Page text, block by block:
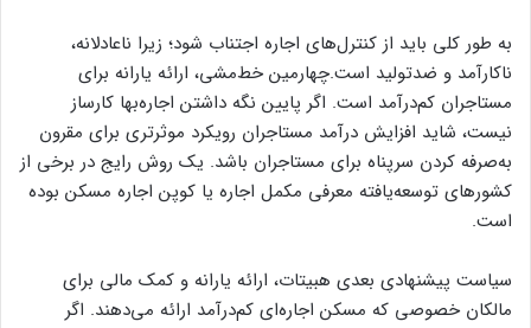
به طور کلی باید از کنترل‌‌‌‌های اجاره اجتناب شود؛ زیرا ناعادلانه،
ناکارآمد و ضدتولید است.چهارمین خط‌مشی، ارائه یارانه برای
مستاجران کم‌‌‌‌درآمد است. اگر پایین نگه داشتن اجاره‌‌‌‌بها کارساز
نیست، شاید افزایش درآمد مستاجران رویکرد موثرتری برای مقرون
به‌صرفه کردن سرپناه برای مستاجران باشد. یک روش رایج در برخی از
کشورهای توسعه‌یافته معرفی مکمل اجاره یا کوپن اجاره مسکن بوده
است.
سیاست پیشنهادی بعدی هبیتات، ارائه یارانه و کمک مالی برای
مالکان خصوصی که مسکن اجاره‌‌‌‌ای کم‌‌‌‌درآمد ارائه می‌دهند. اگر